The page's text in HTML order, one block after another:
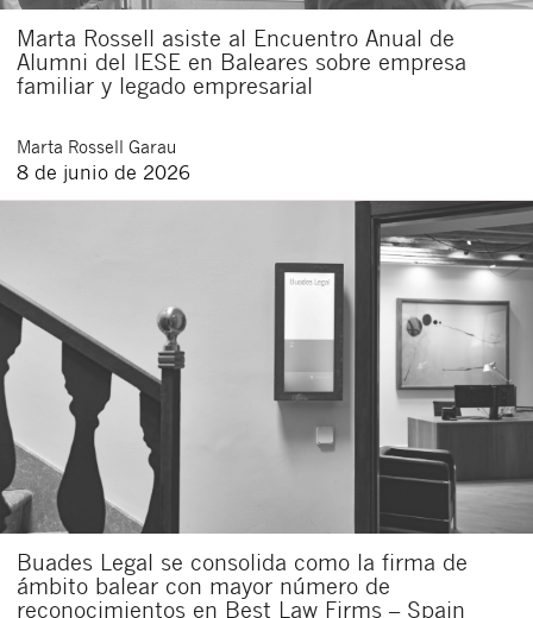
Marta Rossell asiste al Encuentro Anual de
Alumni del IESE en Baleares sobre empresa
familiar y legado empresarial
Marta Rossell Garau
8 de junio de 2026
Buades Legal se consolida como la firma de
ámbito balear con mayor número de
reconocimientos en Best Law Firms – Spain